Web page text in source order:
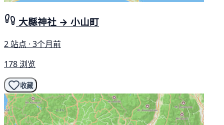
大縣神社 → 小山町
2 站点 · 3个月前
178 浏览
收藏